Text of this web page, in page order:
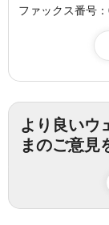
ファックス番号
より良いウ
まのご意見